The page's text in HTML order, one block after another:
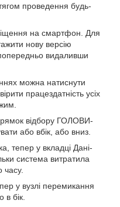
проведення будь-
на смартфон. Для
нову версію
видаливши
можна натиснути
працездатність усіх
відбору ГОЛОВИ-
або вбік, або вниз.
тепер у вкладці Дані-
система витратила
часу.
у вузлі перемикання
в бік.